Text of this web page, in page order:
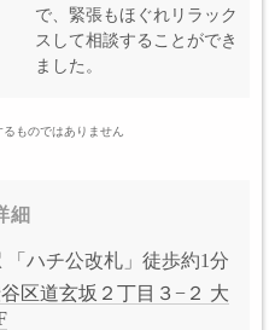
で、緊張もほぐれリラック
スして相談することができ
ました。
ものではありません
細
「ハチ公改札」徒歩約1分
区道玄坂２丁目３−２ 大